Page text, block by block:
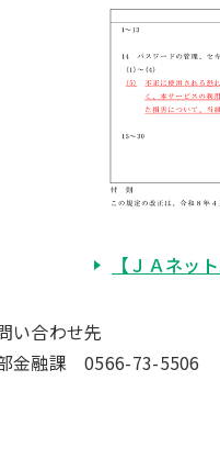
【ＪＡネッ
い合わせ先
金融課 0566-73-5506